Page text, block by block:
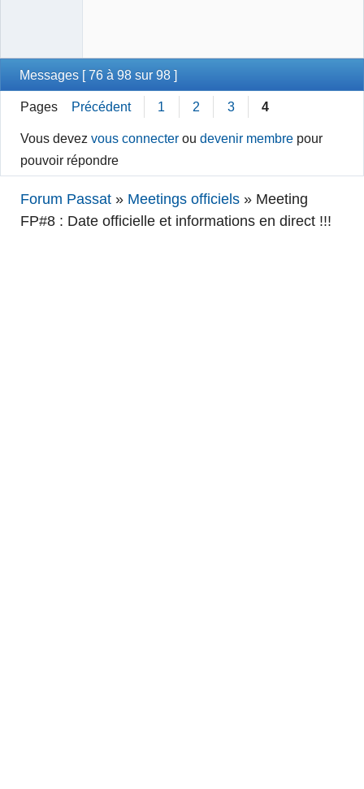
Messages [ 76 à 98 sur 98 ]
Pages Précédent 1 2 3 4
Vous devezvous connecter oudevenir membre pour
pouvoir répondre
Forum Passat » Meetings officiels » Meeting
FP#8 : Date officielle et informations en direct !!!